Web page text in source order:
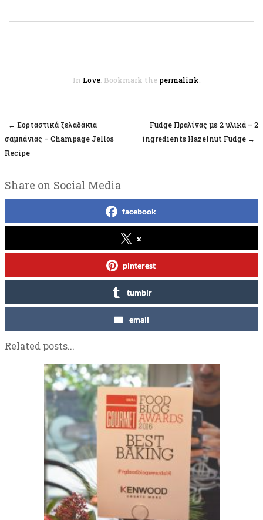
In Love . Bookmark the permalink
Post navigation
← Εορταστικά ζελαδάκια
σαμπάνιας – Champage Jellos
Recipe
Fudge Πραλίνας με 2 υλικά – 2
ingredients Hazelnut Fudge →
Share on Social Media
facebook
x
pinterest
tumblr
email
Related posts...